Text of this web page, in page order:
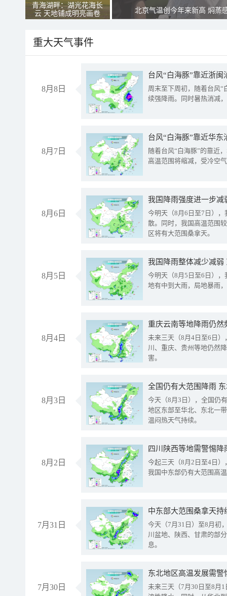
青海湖畔：湖光花海长
云 天地铺成明亮画卷
北京气温创今年来新高 焖蒸
重大天气事件
8月8日
台风“白海豚”靠近浙
周末至下周初，随着台风“
续强降雨。同时暑热消减
8月7日
台风“白海豚”靠近华
随着台风“白海豚”的靠近
高温范围将缩减，受冷空
8月6日
今明天（8月6日至7日）
散。同时，我国高温范围
区将有大范围桑拿天。
8月5日
我国降雨整体减少减弱
今明天（8月5日至6日）
地有中到大雨，局地暴雨
8月4日
重庆云南等地降雨仍然
未来三天（8月4日至6日
川、重庆、贵州等地仍然
害。
8月3日
全国仍有大范围降雨
今天（8月3日），全国仍
地区东部至华北、东北一
温闷热天气持续。
8月2日
今起三天（8月2日至4日
我国中东部仍有大范围高
7月31日
中东部大范围桑拿天
今天（7月31日）至8月初
川盆地、陕西、甘肃的部
息。
7月30日
东北地区高温发展需
未来三天（7月30日至8月